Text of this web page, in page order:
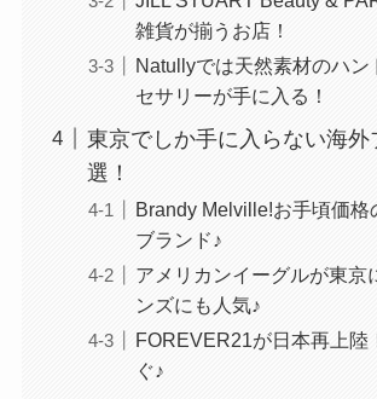
雑貨が揃うお店！
Natullyでは天然素材のハン
セサリーが手に入る！
東京でしか手に入らない海外
選！
Brandy Melville!お手頃価格
ブランド♪
アメリカンイーグルが東京
ンズにも人気♪
FOREVER21が日本再上陸
ぐ♪